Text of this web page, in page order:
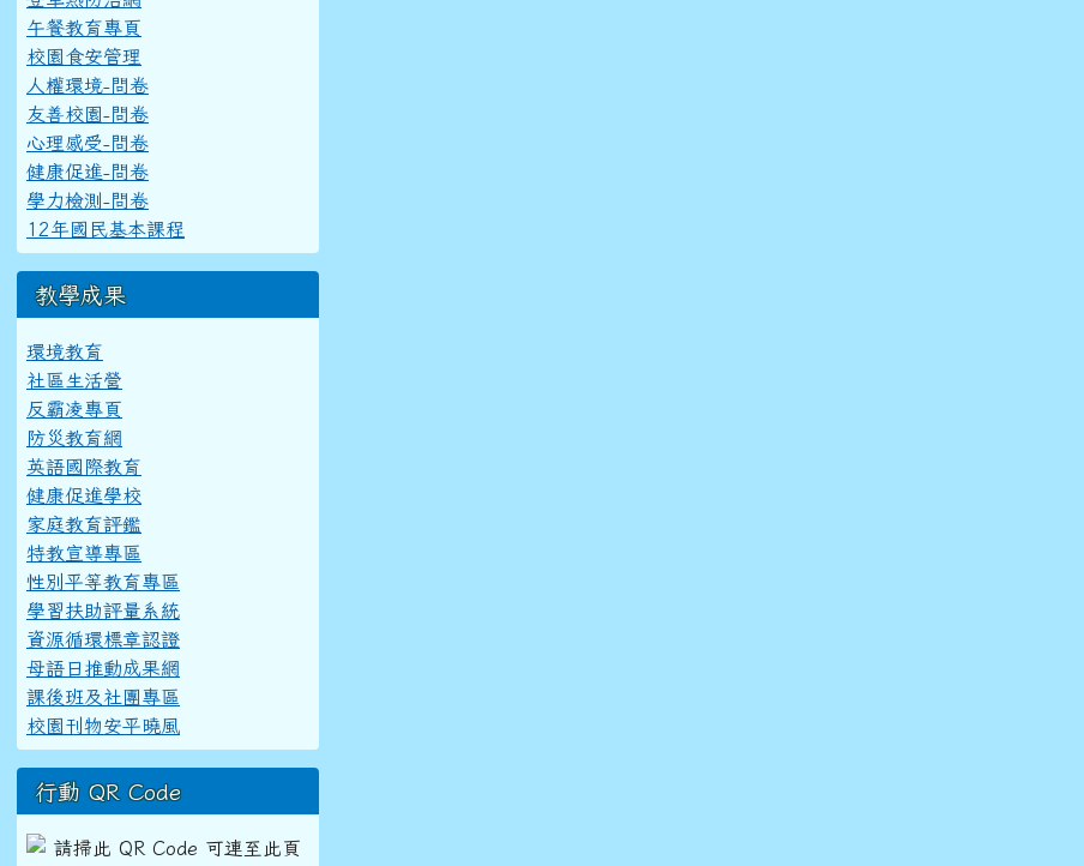
午餐教育專頁
校園食安管理
人權環境-問卷
友善校園-問卷
心理感受-問卷
健康促進-問卷
學力檢測-問卷
12年國民基本課程
教學成果
環境教育
社區生活營
反霸凌專頁
防災教育網
英語國際教育
健康促進學校
家庭教育評鑑
特教宣導專區
性別平等教育專區
學習扶助評量系統
資源循環標章認證
母語日推動成果網
課後班及社團專區
校園刊物安平曉風
行動 QR Code